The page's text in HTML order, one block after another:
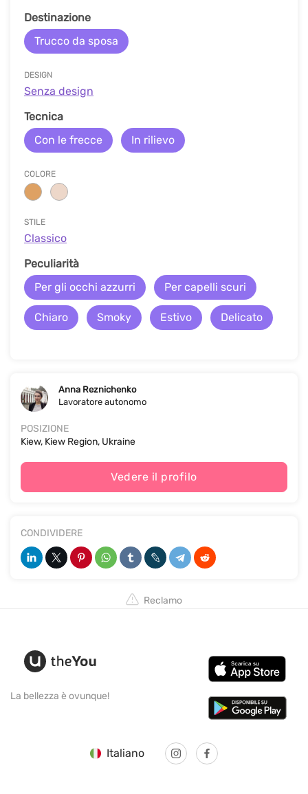
Destinazione
Trucco da sposa
DESIGN
Senza design
Tecnica
Con le frecce
In rilievo
COLORE
STILE
Classico
Peculiarità
Per gli occhi azzurri
Per capelli scuri
Chiaro Smoky Estivo Delicato
Anna Reznichenko
Lavoratore autonomo
POSIZIONE
Kiew, Kiew Region, Ukraine
Vedere il profilo
CONDIVIDERE
Reclamo
La bellezza è ovunque!
Italiano